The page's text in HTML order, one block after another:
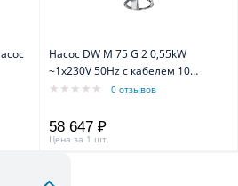
Насос DW M 75 G 2 0,55kW
~1x230V 50Hz с кабелем 10
метров
0 отзывов
58 647 ₽
Цена за 1 шт.